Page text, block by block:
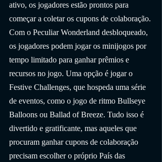
ativo, os jogadores estão prontos para
começar a coletar os cupons de colaboração.
Com o Peculiar Wonderland desbloqueado,
os jogadores podem jogar os minijogos por
tempo limitado para ganhar prêmios e
recursos no jogo. Uma opção é jogar o
Festive Challenges, que hospeda uma série
de eventos, como o jogo de ritmo Bullseye
Balloons ou Ballad of Breeze. Tudo isso é
divertido e gratificante, mas aqueles que
procuram ganhar cupons de colaboração
precisam escolher o próprio País das